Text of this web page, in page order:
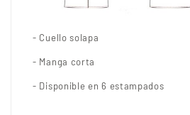
- Cuello solapa
- Manga corta
- Disponible en 6 estampados